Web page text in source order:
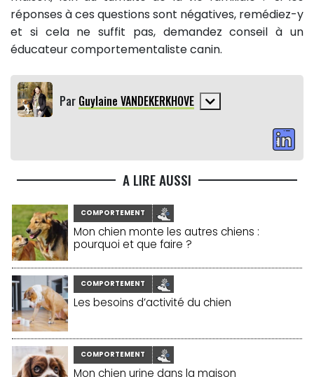
réponses à ces questions sont négatives, remédiez-y
et si cela ne suffit pas, demandez conseil à un
éducateur comportementaliste canin.
Par Guylaine VANDEKERKHOVE
A LIRE AUSSI
COMPORTEMENT
Mon chien monte les autres chiens :
pourquoi et que faire ?
COMPORTEMENT
Les besoins d’activité du chien
COMPORTEMENT
Mon chien urine dans la maison